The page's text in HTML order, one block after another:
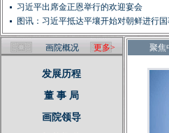
习近平出席金正恩举行的欢迎宴会
图讯：习近平抵达平壤开始对朝鲜进行
画院概况 更多>
发展历程
董 事 局
画院领导
聚焦